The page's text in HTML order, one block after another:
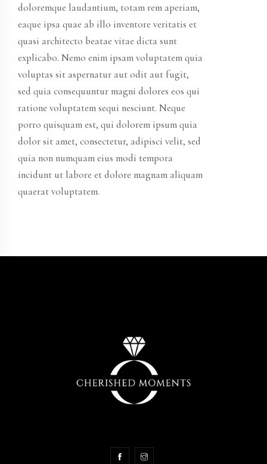
doloremque laudantium, totam rem aperiam,
eaque ipsa quae ab illo inventore veritatis et
quasi architecto beatae vitae dicta sunt
explicabo. Nemo enim ipsam voluptatem quia
voluptas sit aspernatur aut odit aut fugit,
sed quia consequuntur magni dolores eos qui
ratione voluptatem sequi nesciunt. Neque
porro quisquam est, qui dolorem ipsum quia
dolor sit amet, consectetur, adipisci velit, sed
quia non numquam eius modi tempora
incidunt ut labore et dolore magnam aliquam
quaerat voluptatem.